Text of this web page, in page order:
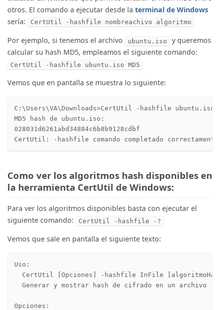
otros. El comando a ejecutar desde la terminal de Windows
sería:
CertUtil -hashfile nombreachivo algoritmo
Por ejemplo, si tenemos el archivo ubuntu.iso
y queremos
calcular su hash MD5, empleamos el siguiente comando:
CertUtil -hashfile ubuntu.iso MD5
Vemos que en pantalla se muestra lo siguiente:
C:\Users\VA\Downloads>CertUtil -hashfile ubuntu.iso
MD5 hash de ubuntu.iso:
028031d6261abd34884c6b8b9128cdbf
CertUtil: -hashfile comando completado
Como ver los algoritmos hash disponibles en
la herramienta CertUtil de Windows:
Para ver los algoritmos disponibles basta con ejecutar el
siguiente comando:
CertUtil -hashfile -?
Vemos que sale en pantalla el siguiente texto:
Uso:
CertUtil [Opciones] -hashfile InFile
  Generar y mostrar hash de cifrado en un archivo
Opciones: